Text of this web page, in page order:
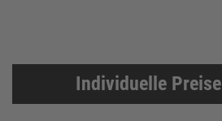
Individuelle Preise